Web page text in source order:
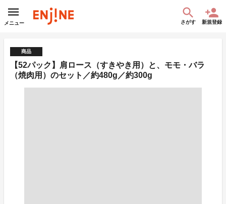
メニュー さがす 新規登録
商品
【52パック】肩ロース（すきやき用）と、モモ・バラ
（焼肉用）のセット／約480g／約300g